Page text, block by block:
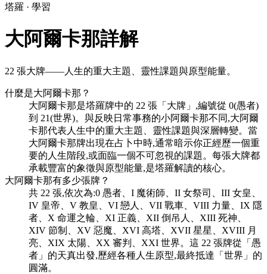
塔羅 · 學習
大阿爾卡那詳解
22 張大牌——人生的重大主題、靈性課題與原型能量。
什麼是大阿爾卡那？
大阿爾卡那是塔羅牌中的 22 張「大牌」,編號從 0(愚者)
到 21(世界)。與反映日常事務的小阿爾卡那不同,大阿爾
卡那代表人生中的重大主題、靈性課題與深層轉變。當
大阿爾卡那牌出現在占卜中時,通常暗示你正經歷一個重
要的人生階段,或面臨一個不可忽視的課題。每張大牌都
承載豐富的象徵與原型能量,是塔羅解讀的核心。
大阿爾卡那有多少張牌？
共 22 張,依次為:0 愚者、I 魔術師、II 女祭司、III 女皇、
IV 皇帝、V 教皇、VI 戀人、VII 戰車、VIII 力量、IX 隱
者、X 命運之輪、XI 正義、XII 倒吊人、XIII 死神、
XIV 節制、XV 惡魔、XVI 高塔、XVII 星星、XVIII 月
亮、XIX 太陽、XX 審判、XXI 世界。這 22 張牌從「愚
者」的天真出發,歷經各種人生原型,最終抵達「世界」的
圓滿。